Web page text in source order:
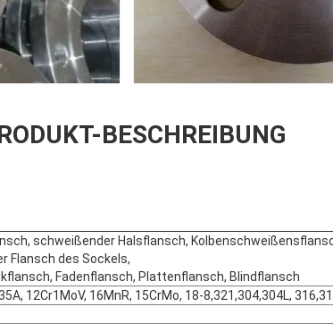
BESCHREIBUNG
schweißender Halsflansch,
Flansch des Sockels,
Fadenflansch, Plattenflansch, Blindflansch
12Cr1MoV, 16MnR, 15CrMo, 18-8,321,304,304L,